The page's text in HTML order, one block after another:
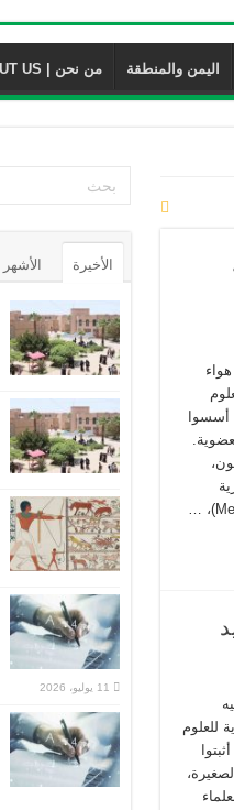
اليمن والمنطقة من نحن | ABOUT US
علماء أسسوا
للعلوم
علماء أثبتوا
الأخيرة الأشهر
11 يوليو، 2026